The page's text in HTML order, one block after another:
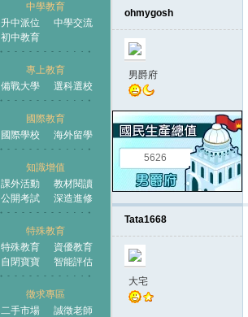
中學教育
升中派位
中學交流
初中教育
專上教育
備戰大學
選科選校
國際教育
國際學校
海外留學
知識增值
課外活動
教材閱讀
公開考試
深造進修
特殊教育
特殊教育
資優教育
自閉寶寶
智能評估
徵求專區
二手市場
誠徵老師
ohmygosh
男爵府
5626
Tata1668
大宅